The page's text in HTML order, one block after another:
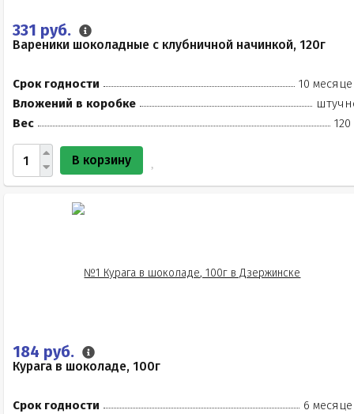
331 руб.
Вареники шоколадные с клубничной начинкой, 120г
Срок годности
10
Вложений в коробке
Вес
120
В корзину
184 руб.
Курага в шоколаде, 100г
Срок годности
6